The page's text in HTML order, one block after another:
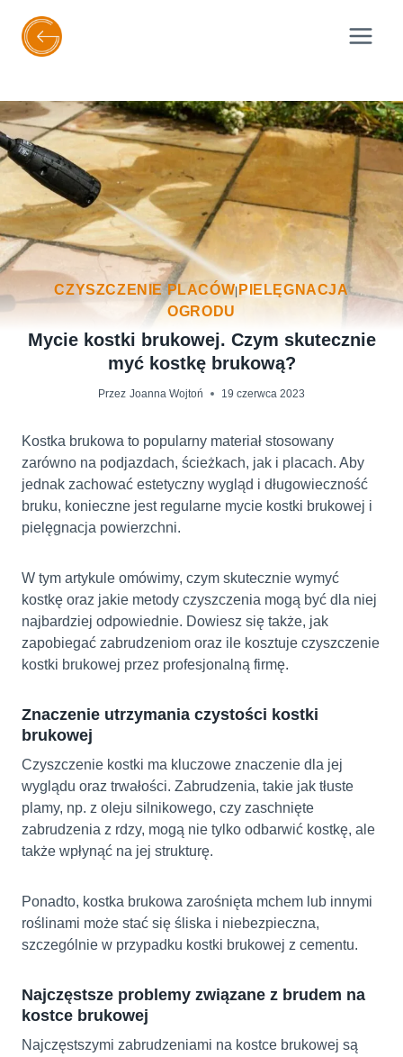
treści
CZYSZCZENIE PLACÓW|PIELĘGNACJA
OGRODU
Mycie kostki brukowej. Czym skutecznie
myć kostkę brukową?
Przez Joanna Wojtoń 19 czerwca 2023
Kostka brukowa to popularny materiał stosowany
zarówno na podjazdach, ścieżkach, jak i placach. Aby
jednak zachować estetyczny wygląd i długowieczność
bruku, konieczne jest regularne mycie kostki brukowej i
pielęgnacja powierzchni.
W tym artykule omówimy, czym skutecznie wymyć
kostkę oraz jakie metody czyszczenia mogą być dla niej
najbardziej odpowiednie. Dowiesz się także, jak
zapobiegać zabrudzeniom oraz ile kosztuje czyszczenie
kostki brukowej przez profesjonalną firmę.
Znaczenie utrzymania czystości kostki
brukowej
Czyszczenie kostki ma kluczowe znaczenie dla jej
wyglądu oraz trwałości. Zabrudzenia, takie jak tłuste
plamy, np. z oleju silnikowego, czy zaschnięte
zabrudzenia z rdzy, mogą nie tylko odbarwić kostkę, ale
także wpłynąć na jej strukturę.
Ponadto, kostka brukowa zarośnięta mchem lub innymi
roślinami może stać się śliska i niebezpieczna,
szczególnie w przypadku kostki brukowej z cementu.
Najczęstsze problemy związane z brudem na
kostce brukowej
Najczęstszymi zabrudzeniami na kostce brukowej są